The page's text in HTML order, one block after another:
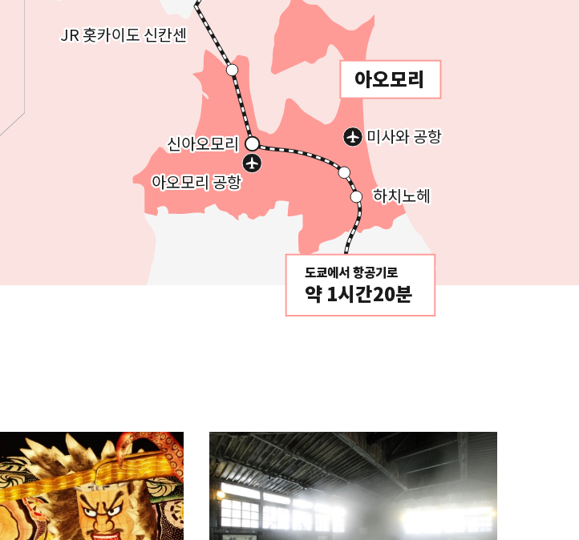
more
JR 홋카이도 신칸센
JR 홋카이도 신칸센
신아오모리
신아오모리 미사와 공항
미사와 공항
하치노헤
하치노헤
아오모리 공항
아오모리 공항
아오모리
도쿄에서 항공기로
약 1시간20분